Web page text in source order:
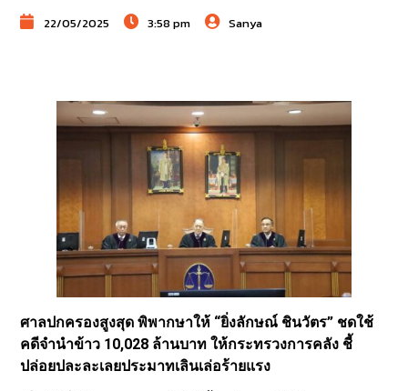
22/05/2025 3:58 pm Sanya
ศาลปกครองสูงสุด พิพากษาให้ “ยิ่งลักษณ์ ชินวัตร” ชดใช้
คดีจำนำข้าว 10,028 ล้านบาท ให้กระทรวงการคลัง ชี้
ปล่อยปละละเลยประมาทเลินเล่อร้ายแรง